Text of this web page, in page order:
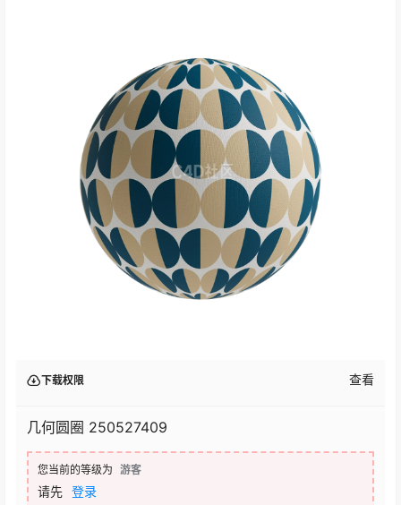
下载权限 查看
几何圆圈 250527409
您当前的等级为 游客
请先 登录